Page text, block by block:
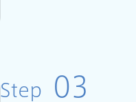
Step 03